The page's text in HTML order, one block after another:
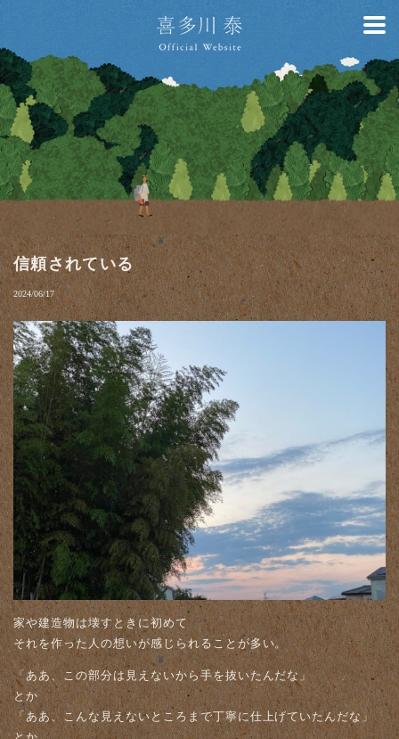
信頼されている
2024/06/17
家や建造物は壊すときに初めて
それを作った人の想いが感じられることが多い。
「ああ、この部分は見えないから手を抜いたんだな」
とか
「ああ、こんな見えないところまで丁寧に仕上げていたんだな」
とか